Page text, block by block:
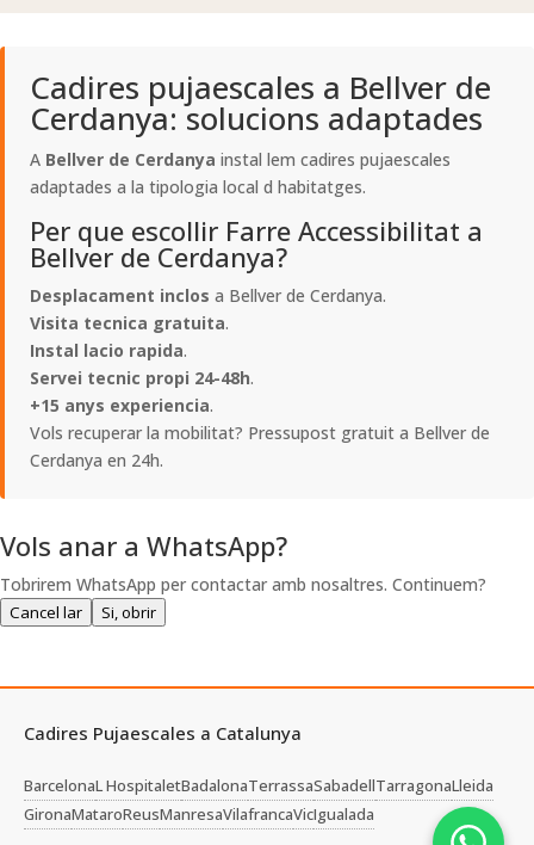
Cadires pujaescales a Bellver de
Cerdanya: solucions adaptades
A Bellver de Cerdanya instal lem cadires pujaescales
adaptades a la tipologia local d habitatges.
Per que escollir Farre Accessibilitat a
Bellver de Cerdanya?
Desplacament inclos a Bellver de Cerdanya.
Visita tecnica gratuita.
Instal lacio rapida.
Servei tecnic propi 24-48h.
+15 anys experiencia.
Vols recuperar la mobilitat? Pressupost gratuit a Bellver de
Cerdanya en 24h.
Vols anar a WhatsApp?
Tobrirem WhatsApp per contactar amb nosaltres. Continuem?
Cancel lar Si, obrir
Cadires Pujaescales a Catalunya
BarcelonaL HospitaletBadalonaTerrassaSabadellTarragonaLleida
GironaMataroReusManresaVilafrancaVicIgualada